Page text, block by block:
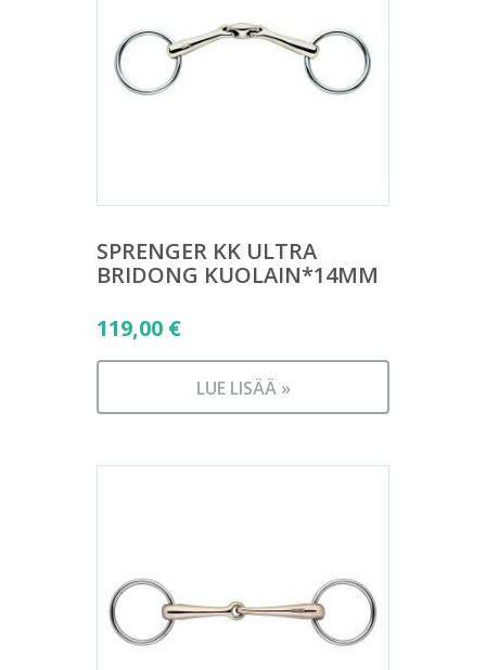
SPRENGER KK ULTRA
BRIDONG KUOLAIN*14MM
119,00 €
LUE LISÄÄ »